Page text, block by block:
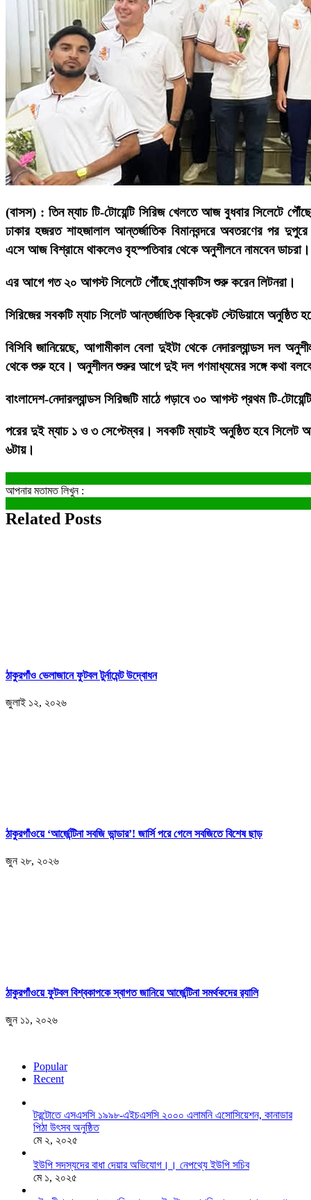
(বাসস) : তিন ম্যাচ টি-টোয়েন্টি সিরিজ খেলতে আজ বুধবার সিলেটে
ঢাকার হজরত শাহজালাল আন্তর্জাতিক বিমানবন্দরে অবতরণের পর
এসে আজ বিশ্রামে থাকলেও বৃহস্পতিবার থেকে অনুশীলনে নামবেন ডাচরা।
এর আগে গত ২০ আগস্ট সিলেটে পৌঁছে প্র্যাকটিস শুরু করেন লিটনরা।
সিরিজের সবকটি ম্যাচ সিলেট আন্তর্জাতিক ক্রিকেট স্টেডিয়ামে অনুষ্ঠিত
বিসিবি জানিয়েছে, আগামীকাল বেলা দুইটা থেকে নেদারল্যান্ডস দল
থেকে শুরু হবে। অনুশীলন শুরুর আগে দুই দল গণমাধ্যমের সঙ্গে কথা
বাংলাদেশ-নেদারল্যান্ডস সিরিজটি মাঠে গড়াবে ৩০ আগস্ট প্রথম টি-
পরের দুই ম্যাচ ১ ও ৩ সেপ্টেম্বর। সবকটি ম্যাচই অনুষ্ঠিত হবে সিলেট
৬টায়।
আপনার মতামত লিখুন :
Related Posts
ঠাকুরগাঁও ভেলাজানে ফুটবল টুর্নামেন্ট উদ্বোধন
জুলাই ১২, ২০২৬
ঠাকুরগাঁওয়ে ‘আর্জেন্টিনা সবজি ভান্ডার’! জার্সি পরে গেলে সবজিতে বিশেষ ছাড়
জুন ২৮, ২০২৬
ঠাকুরগাঁওয়ে ফুটবল বিশ্বকাপকে স্বাগত জানিয়ে আর্জেন্টিনা সমর্থকদের র‍্যালি
জুন ১১, ২০২৬
Popular
Recent
টরন্টোতে এসএসসি ১৯৯৮-এইচএসসি ২০০০ এলামনি এসোসিয়েশন, কানাডার
পিঠা উৎসব অনুষ্ঠিত
মে ২, ২০২৫
ইউপি সদস্যদের বাধা দেয়ার অভিযোগ।। নেপথ্যে ইউপি সচিব
মে ১, ২০২৫